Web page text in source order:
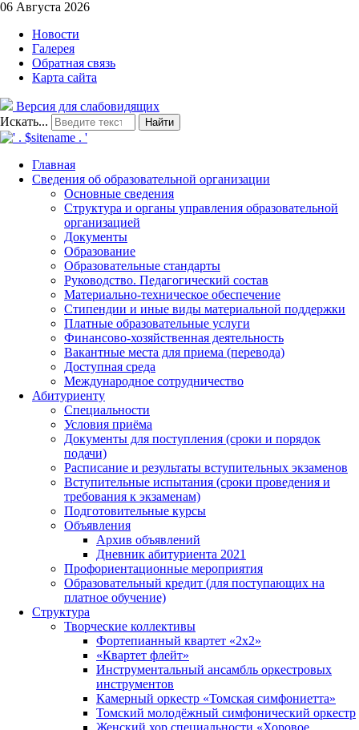
06 Августа 2026
Новости
Галерея
Обратная связь
Карта сайта
Версия для слабовидящих
Искать...
Найти
Главная
Сведения об образовательной организации
Основные сведения
Структура и органы управления образовательной
организацией
Документы
Образование
Образовательные стандарты
Руководство. Педагогический состав
Материально-техническое обеспечение
Стипендии и иные виды материальной поддержки
Платные образовательные услуги
Финансово-хозяйственная деятельность
Вакантные места для приема (перевода)
Доступная среда
Международное сотрудничество
Абитуриенту
Специальности
Условия приёма
Документы для поступления (сроки и порядок
подачи)
Расписание и результаты вступительных экзаменов
Вступительные испытания (сроки проведения и
требования к экзаменам)
Подготовительные курсы
Объявления
Архив объявлений
Дневник абитуриента 2021
Профориентационные мероприятия
Образовательный кредит (для поступающих на
платное обучение)
Структура
Творческие коллективы
Фортепианный квартет «2х2»
«Квартет флейт»
Инструментальный ансамбль оркестровых
инструментов
Камерный оркестр «Томская симфониетта»
Томский молодёжный симфонический оркестр
Женский хор специальности «Хоровое